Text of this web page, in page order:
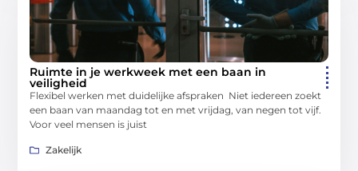
Ruimte in je werkweek met een baan in
veiligheid
Flexibel werken met duidelijke afspraken Niet iedereen zoekt
een baan van maandag tot en met vrijdag, van negen tot vijf.
Voor veel mensen is juist
Zakelijk